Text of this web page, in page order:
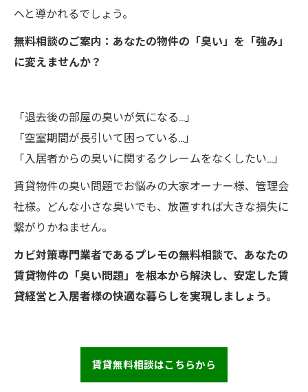
へと導かれるでしょう。
無料相談のご案内：あなたの物件の「臭い」を「強み」
に変えませんか？
「退去後の部屋の臭いが気になる…」
「空室期間が長引いて困っている…」
「入居者からの臭いに関するクレームをなくしたい…」
賃貸物件の臭い問題でお悩みの大家オーナー様、管理会
社様。どんな小さな臭いでも、放置すれば大きな損失に
繋がりかねません。
カビ対策専門業者であるプレモの無料相談で、あなたの
賃貸物件の「臭い問題」を根本から解決し、安定した賃
貸経営と入居者様の快適な暮らしを実現しましょう。
賃貸無料相談はこちらから